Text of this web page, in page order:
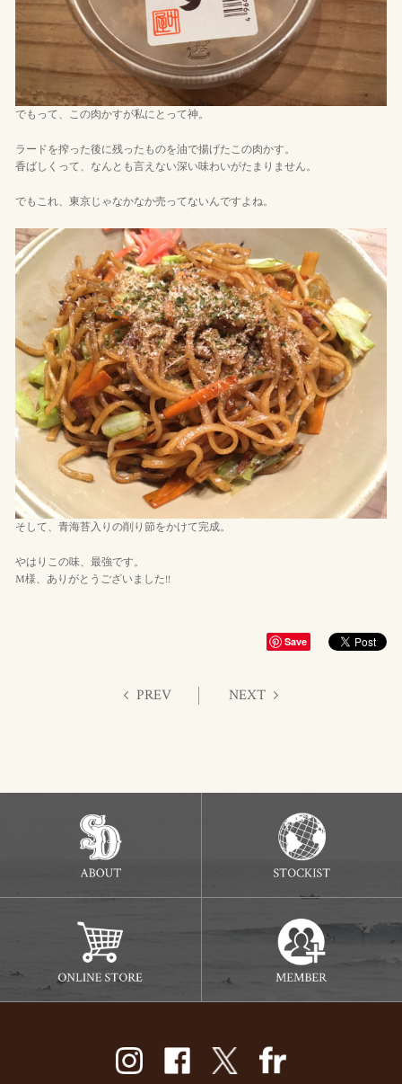
でもって、この肉かすが私にとって神。
ラードを搾った後に残ったものを油で揚げたこの肉かす。
香ばしくって、なんとも言えない深い味わいがたまりません。
でもこれ、東京じゃなかなか売ってないんですよね。
そして、青海苔入りの削り節をかけて完成。
やはりこの味、最強です。
M様、ありがとうございました!!
Save
PREV NEXT